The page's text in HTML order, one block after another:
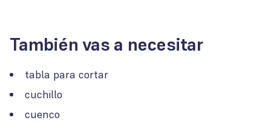
También vas a necesitar
tabla para cortar
cuchillo
cuenco